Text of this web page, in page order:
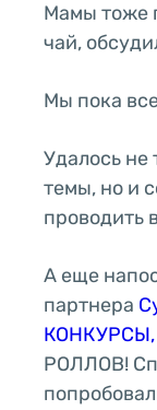
Мамы тоже
чай,
Мы пока
Удалось не
темы, но и
проводить
А еще
партнера
РОЛЛОВ!